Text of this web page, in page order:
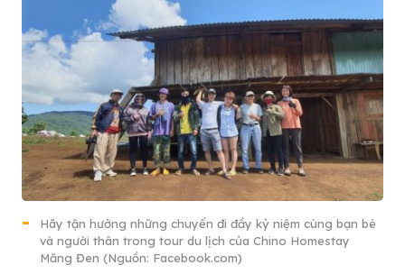
Hãy tận hưởng những chuyến đi đầy kỷ niệm cùng bạn bè
và người thân trong tour du lịch của Chino Homestay
Măng Đen (Nguồn: Facebook.com)